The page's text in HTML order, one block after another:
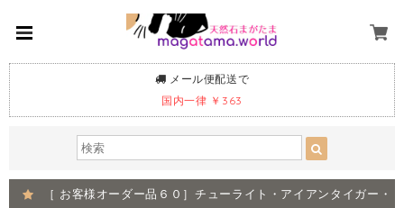
メール便配送で
国内一律 ￥363
［ お客様オーダー品６０］チューライト・アイアンタイガー・